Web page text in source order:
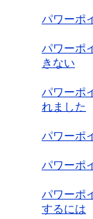
パワーポ
パワーポ
きない
パワーポ
れました
パワーポ
パワーポ
パワーポ
するには